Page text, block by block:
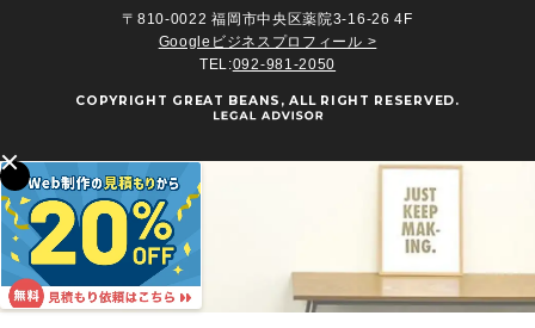
〒810-0022 福岡市中央区薬院3-16-26 4F
Googleビジネスプロフィール >
TEL:092-981-2050
COPYRIGHT GREAT BEANS , ALL RIGHT RESERVED.